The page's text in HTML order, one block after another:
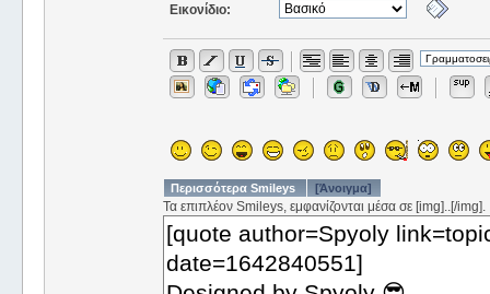
Εικονίδιο:
Περισσότερα Smileys [Άνοιγμα]
Τα επιπλέον Smileys, εμφανίζονται μέσα σε [img]..[/img].